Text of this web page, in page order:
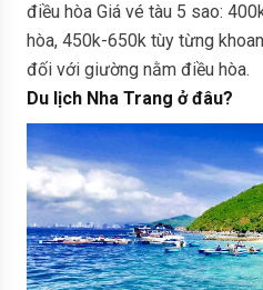
điều hòa Giá vé tàu 5 sao:
hòa, 450k-650k tùy từng
đối với giường nằm điều hòa.
Du lịch Nha Trang ở đâu?